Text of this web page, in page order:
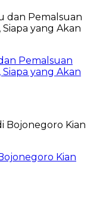
Pemalsuan
yang Akan
Kian